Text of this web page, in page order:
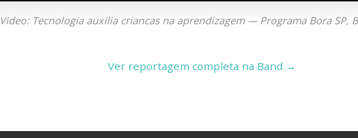
Video: Tecnologia auxilia criancas na aprendizagem — Programa Bora SP,
Ver reportagem completa na Band →